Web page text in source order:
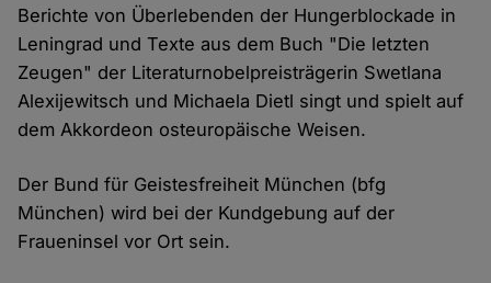
Berichte von Überlebenden der Hungerblockade in
Leningrad und Texte aus dem Buch "Die letzten
Zeugen" der Literaturnobelpreisträgerin Swetlana
Alexijewitsch und Michaela Dietl singt und spielt auf
dem Akkordeon osteuropäische Weisen.
Der Bund für Geistesfreiheit München (bfg
München) wird bei der Kundgebung auf der
Fraueninsel vor Ort sein.